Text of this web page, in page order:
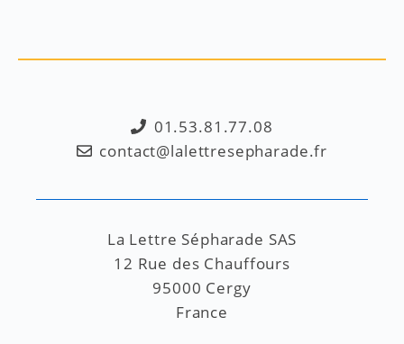
01.53.81.77.08
contact@lalettresepharade.fr
La Lettre Sépharade SAS
12 Rue des Chauffours
95000 Cergy
France